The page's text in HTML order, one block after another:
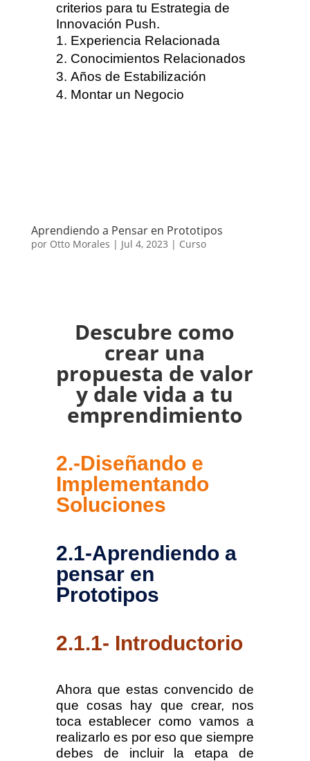
criterios para tu Estrategia de
Innovación Push.
Experiencia Relacionada
Conocimientos Relacionados
Años de Estabilización
Montar un Negocio
Aprendiendo a Pensar en Prototipos
por Otto Morales | Jul 4, 2023 | Curso
Descubre como
crear una
propuesta de valor
y dale vida a tu
emprendimiento
2.-Diseñando e
Implementando
Soluciones
2.1-Aprendiendo a
pensar en
Prototipos
2.1.1- Introductorio
Ahora que estas convencido de
que cosas hay que crear, nos
toca establecer como vamos a
realizarlo es por eso que siempre
debes de incluir la etapa de